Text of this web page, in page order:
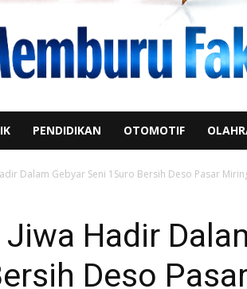
PENDIDIKAN OTOMOTIF
Dalam Gebyar Seni 1Suro Bersih Deso Pasar
Hadir
Deso